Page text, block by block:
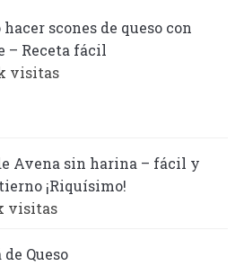
hacer scones de queso con
– Receta fácil
visitas
Avena sin harina – fácil y
¡Riquísimo!
visitas
Queso